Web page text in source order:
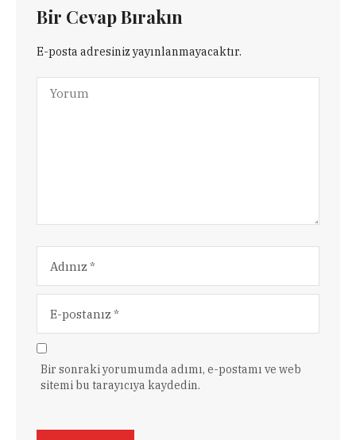
Bir Cevap Bırakın
E-posta adresiniz yayınlanmayacaktır.
Bir sonraki yorumumda adımı, e-postamı ve web
sitemi bu tarayıcıya kaydedin.